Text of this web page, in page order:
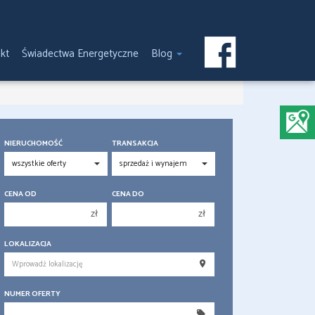
Świadectwa Energetyczne Blog
NIERUCHOMOŚĆ TRANSAKCJA
CENA OD
zł
250 000 zł
300 000 zł
CENA DO
zł
250 000 zł
300 000 zł
LOKALIZACJA
NUMER OFERTY